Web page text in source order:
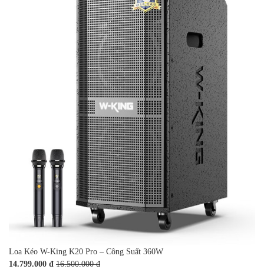
Loa Kéo W-King K20 Pro – Công Suất 360W
14.799.000 đ 16.500.000 đ